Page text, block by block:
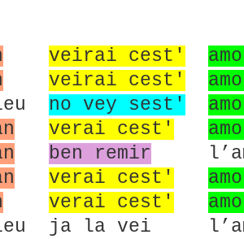
veirai cest'
veirai cest'
no vey sest'
verai cest'
ben remir
verai cest'
verai cest'
ja la vei